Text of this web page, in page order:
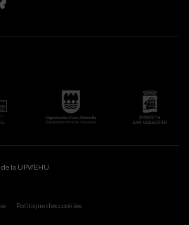
la UPV/EHU
Politique des cookies